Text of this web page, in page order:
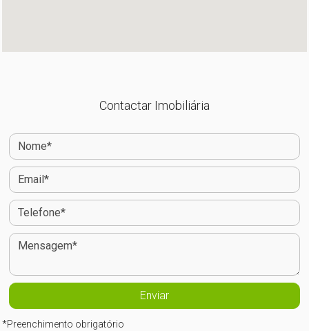
Contactar Imobiliária
*Preenchimento obrigatório